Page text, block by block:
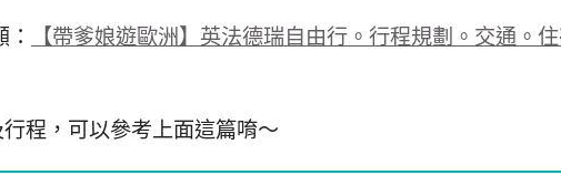
【帶爹娘遊歐洲】英法德瑞自由行。行程規劃。交通。
程，可以參考上面這篇唷～